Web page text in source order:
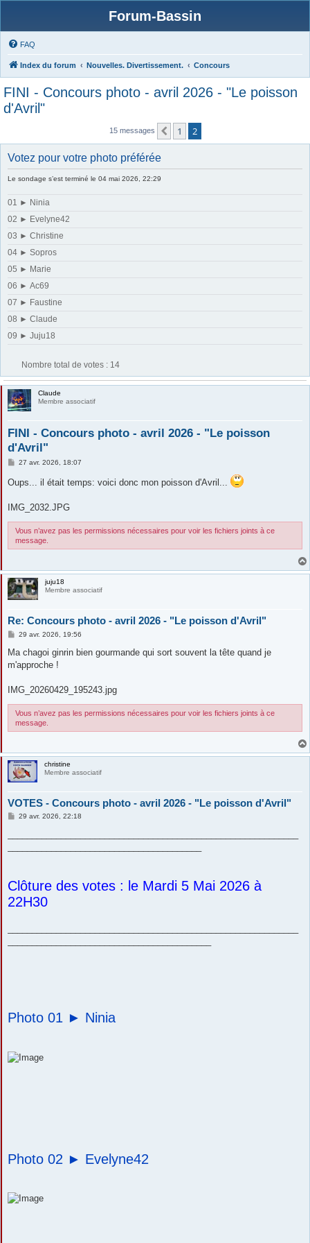
Forum-Bassin
FAQ
Index du forum Nouvelles. Divertissement. Concours
FINI - Concours photo - avril 2026 - "Le poisson
d'Avril"
15 messages Précédente
1 2
Votez pour votre photo préférée
Le sondage s’est terminé le 04 mai 2026, 22:29
01 ► Ninia
02 ► Evelyne42
03 ► Christine
04 ► Sopros
05 ► Marie
06 ► Ac69
07 ► Faustine
08 ► Claude
09 ► Juju18
Nombre total de votes : 14
Claude
Membre associatif
FINI - Concours photo - avril 2026 - "Le poisson
d'Avril"
M
s
g
e
27 avr. 2026, 18:07
Oups... il était temps: voici donc mon poisson d'Avril...
IMG_2032.JPG
Vous n’avez pas les permissions nécessaires pour voir les fichiers joints à ce
message.
juju18
Membre associatif
Re: Concours photo - avril 2026 - "Le poisson d'Avril"
M
s
a
29 avr. 2026, 19:56
Ma chagoi ginrin bien gourmande qui sort souvent la tête quand je
m'approche !
IMG_20260429_195243.jpg
Vous n’avez pas les permissions nécessaires pour voir les fichiers joints à ce
message.
christine
Membre associatif
VOTES - Concours photo - avril 2026 - "Le poisson d'Avril"
M
s
29 avr. 2026, 22:18
Clôture des votes : le Mardi 5 Mai 2026 à
22H30
Photo 01 ► Ninia
Photo 02 ► Evelyne42